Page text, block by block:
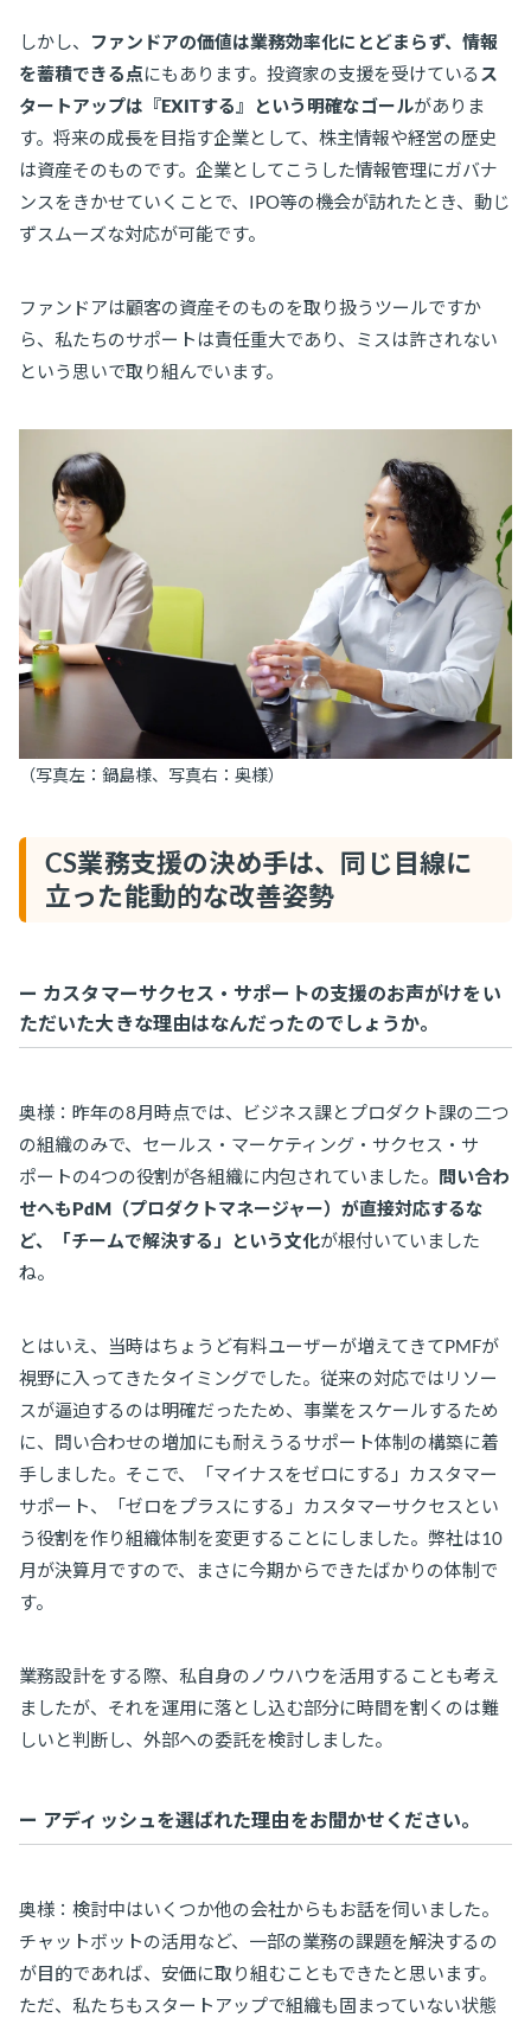
しかし、
ファンドアの価値は業務効率化にとどまらず、情報
を蓄積できる点にもあります。投資家の支援を受けている ス
タートアップは『EXITする』という明確なゴールがありま
す。将来の成長を目指す企業として、株主情報や経営の歴史
は資産そのものです。企業としてこうした情報管理にガバナ
ンスをきかせていくことで、IPO等の機会が訪れたとき、動じ
ずスムーズな対応が可能です。
ファンドアは顧客の資産そのものを取り扱うツールですか
ら、私たちのサポートは責任重大であり、ミスは許されない
という思いで取り組んでいます。
（写真左：鍋島様、写真右：奥様）
CS業務支援の決め手は、同じ目線に
立った能動的な改善姿勢
ー カスタマーサクセス・サポートの支援のお声がけをい
ただいた大きな理由はなんだったのでしょうか。
奥様：昨年の8月時点では、ビジネス課とプロダクト課の二つ
の組織のみで、セールス・マーケティング・サクセス・サ
ポートの4つの役割が各組織に内包されていました。 問い合わ
せへもPdM（プロダクトマネージャー）が直接対応するな
ど、「チームで解決する」という文化が根付いていました
ね。
とはいえ、当時はちょうど有料ユーザーが増えてきてPMFが
視野に入ってきたタイミングでした。従来の対応ではリソー
スが逼迫するのは明確だったため、事業をスケールするため
に、問い合わせの増加にも耐えうるサポート体制の構築に着
手しました。そこで、「マイナスをゼロにする」カスタマー
サポート、「ゼロをプラスにする」カスタマーサクセスとい
う役割を作り組織体制を変更することにしました。弊社は10
月が決算月ですので、まさに今期からできたばかりの体制で
す。
業務設計をする際、私自身のノウハウを活用することも考え
ましたが、それを運用に落とし込む部分に時間を割くのは難
しいと判断し、外部への委託を検討しました。
ー アディッシュを選ばれた理由をお聞かせください。
奥様：検討中はいくつか他の会社からもお話を伺いました。
チャットボットの活用など、一部の業務の課題を解決するの
が目的であれば、安価に取り組むこともできたと思います。
ただ、私たちもスタートアップで組織も固まっていない状態